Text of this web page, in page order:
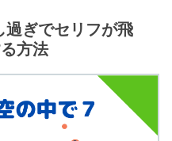
ぎでセリフが飛
方法